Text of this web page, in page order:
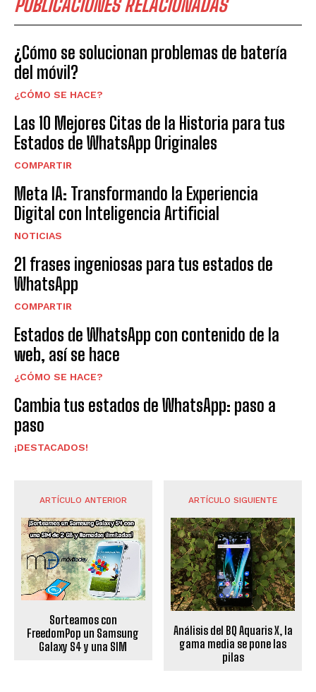
PUBLICACIONES RELACIONADAS
¿Cómo se solucionan problemas de batería
del móvil?
¿CÓMO SE HACE?
Las 10 Mejores Citas de la Historia para tus
Estados de WhatsApp Originales
COMPARTIR
Meta IA: Transformando la Experiencia
Digital con Inteligencia Artificial
NOTICIAS
21 frases ingeniosas para tus estados de
WhatsApp
COMPARTIR
Estados de WhatsApp con contenido de la
web, así se hace
¿CÓMO SE HACE?
Cambia tus estados de WhatsApp: paso a
paso
¡DESTACADOS!
ARTÍCULO ANTERIOR
Sorteamos con
FreedomPop un Samsung
Galaxy S4 y una SIM
ARTÍCULO SIGUIENTE
Análisis del BQ Aquaris X, la
gama media se pone las
pilas